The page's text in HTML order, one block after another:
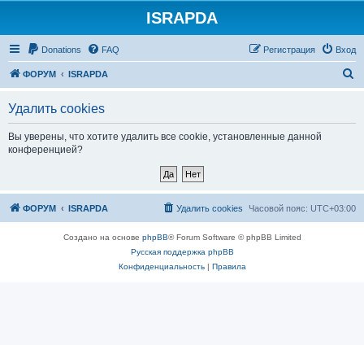
ISRAPDA
Donations FAQ Вход
Регистрация
ФОРУМ ISRAPDA
Удалить cookies
Вы уверены, что хотите удалить все cookie, установленные данной
конференцией?
ФОРУМ ISRAPDA Часовой пояс: UTC+03:00
Удалить cookies
Создано на основе phpBB® Forum Software © phpBB Limited
Русская поддержка phpBB
Конфиденциальность| Правила